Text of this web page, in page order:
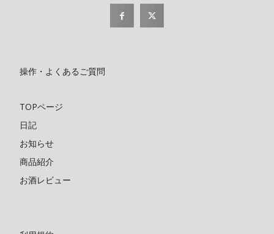
操作・よくあるご質問
TOPページ
日記
お知らせ
商品紹介
お酒レビュー